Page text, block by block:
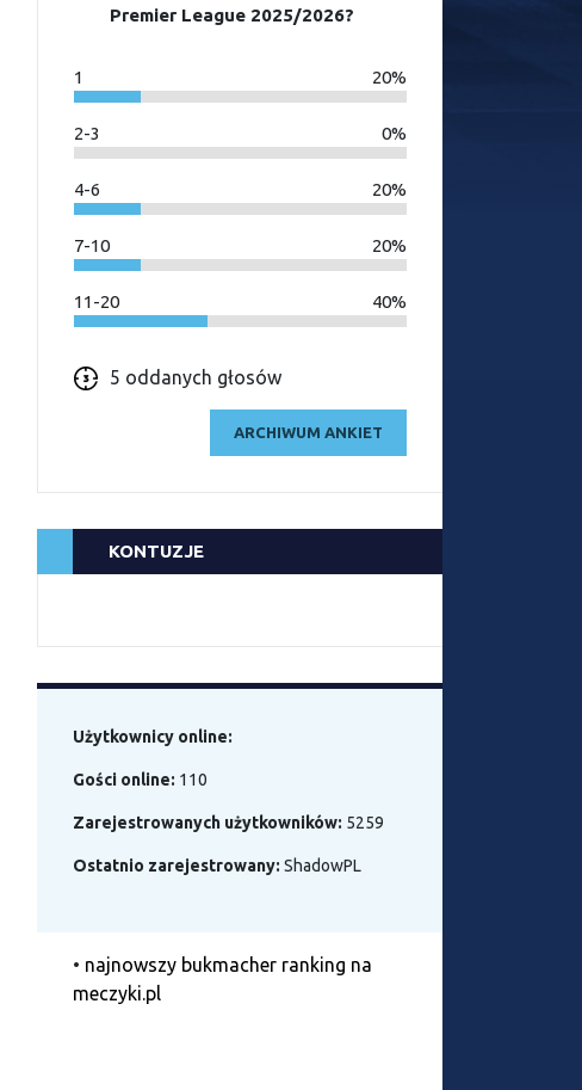
Premier League 2025/2026?
1 20%
2-3 0%
4-6 20%
7-10 20%
11-20 40%
5 oddanych głosów
ARCHIWUM ANKIET
KONTUZJE
Użytkownicy online:
Gości online: 110
Zarejestrowanych użytkowników: 5259
Ostatnio zarejestrowany: ShadowPL
• najnowszy bukmacher ranking na
meczyki.pl